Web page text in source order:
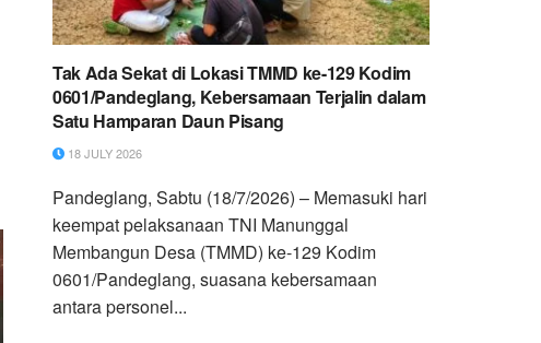
Tak Ada Sekat di Lokasi TMMD ke-129 Kodim
0601/Pandeglang, Kebersamaan Terjalin dalam
Satu Hamparan Daun Pisang
18 JULY 2026
Pandeglang, Sabtu (18/7/2026) – Memasuki hari
keempat pelaksanaan TNI Manunggal
Membangun Desa (TMMD) ke-129 Kodim
0601/Pandeglang, suasana kebersamaan
antara personel...